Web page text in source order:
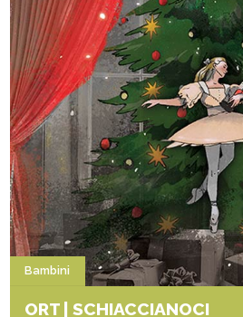
Bambini
ORT | SCHIACCIANOCI